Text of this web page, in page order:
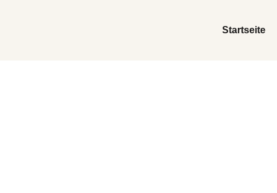
Startseite